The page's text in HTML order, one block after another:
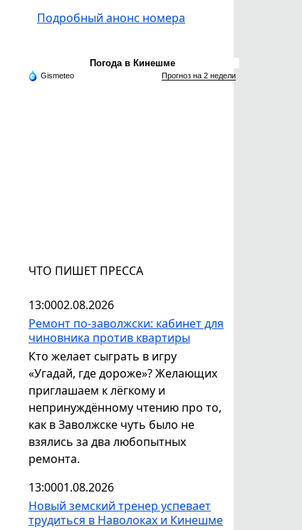
ЧТО ПИШЕТ ПРЕССА
13:0002.08.2026
Ремонт по-заволжски: кабинет для
чиновника против квартиры
Кто желает сыграть в игру
«Угадай, где дороже»? Желающих
приглашаем к лёгкому и
непринуждённому чтению про то,
как в Заволжске чуть было не
взялись за два любопытных
ремонта.
13:0001.08.2026
Новый земский тренер успевает
трудиться в Наволоках и Кинешме
Подробный анонс номера
Погода в Кинешме
Gismeteo Прогноз на 2 недели